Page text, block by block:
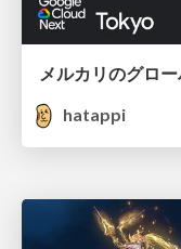
hatappi